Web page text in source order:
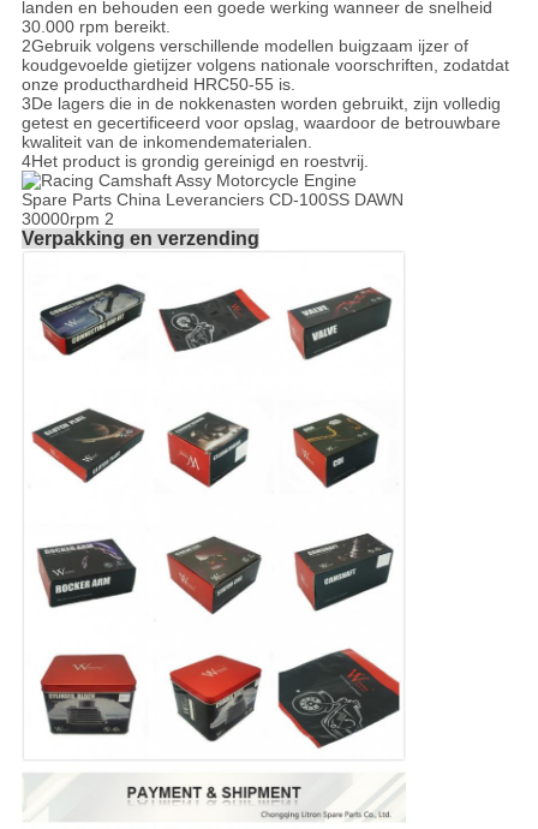
landen en behouden een goede werking wanneer de snelheid
30.000 rpm bereikt.
2Gebruik volgens verschillende modellen buigzaam ijzer of
koudgevoelde gietijzer volgens nationale voorschriften, zodatdat
onze producthardheid HRC50-55 is.
3De lagers die in de nokkenasten worden gebruikt, zijn volledig
getest en gecertificeerd voor opslag, waardoor de betrouwbare
kwaliteit van de inkomendematerialen.
4Het product is grondig gereinigd en roestvrij.
Verpakking en verzending